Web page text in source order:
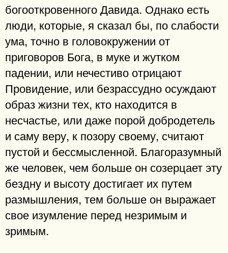
богооткровенного Давида. Однако есть
люди, которые, я сказал бы, по слабости
ума, точно в головокружении от
приговоров Бога, в муке и жутком
падении, или нечестиво отрицают
Провидение, или безрассудно осуждают
образ жизни тех, кто находится в
несчастье, или даже порой добродетель
и саму веру, к позору своему, считают
пустой и бессмысленной. Благоразумный
же человек, чем больше он созерцает эту
бездну и высоту достигает их путем
размышления, тем больше он выражает
свое изумление перед незримым и
зримым.